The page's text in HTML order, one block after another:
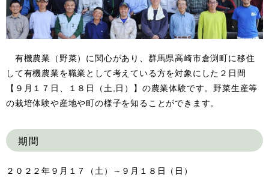
有機農業（野菜）に関心があり、群馬県高崎市倉渕町に移住
して有機農業を職業として考えている方を対象にした２日間
【９月１７日、１８日（土,日）】の農業体験です。野菜生産等
の栽培体験や産地や町の様子を知ることができます。
期間
２０２２年９月１７（土）～９月１８日（日）